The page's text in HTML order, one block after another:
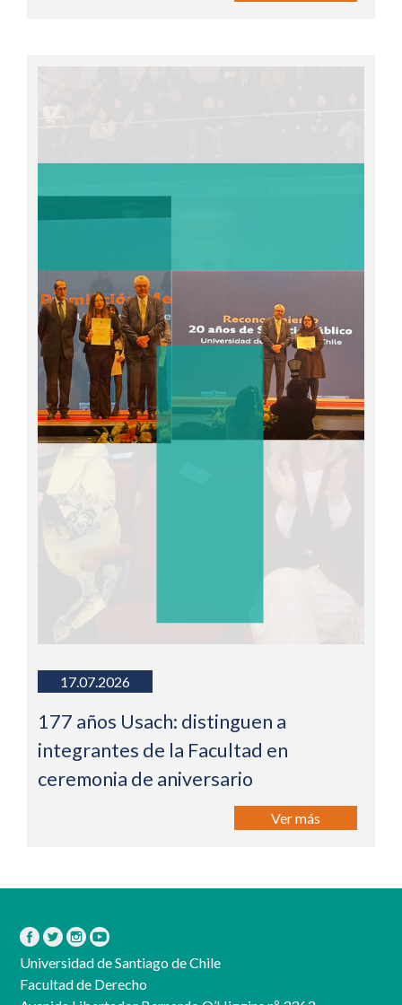
17.07.2026
177 años Usach: distinguen a
integrantes de la Facultad en
ceremonia de aniversario
Ver más
Universidad de Santiago de Chile
Facultad de Derecho